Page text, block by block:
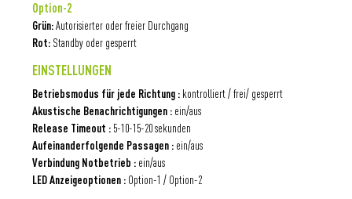
Option-2
Grün:Autorisierter oder freier Durchgang
Rot: Standby oder gesperrt
EINSTELLUNGEN
Betriebsmodus für jede Richtung : kontrolliert / frei/ gesperrt
Akustische Benachrichtigungen : ein/aus
Release Timeout : 5-10-15-20 sekunden
Aufeinanderfolgende Passagen : ein/aus
Verbindung Notbetrieb : ein/aus
LED Anzeigeoptionen : Option-1 / Option-2